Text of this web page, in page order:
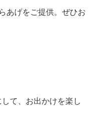
あげをご提供。ぜひお
て、お出かけを楽し